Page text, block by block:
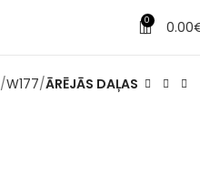
0 0.00
W177 ĀRĒJĀS DAĻAS